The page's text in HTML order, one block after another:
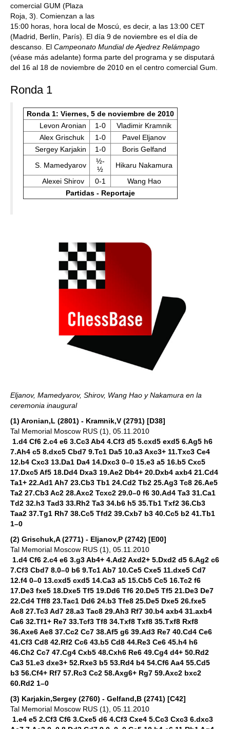
comercial GUM (Plaza
Roja, 3). Comienzan a las
15:00 horas, hora local de Moscú, es decir, a las 13:00 CET
(Madrid, Berlín, París). El día 9 de noviembre es el día de
descanso. El Campeonato Mundial de Ajedrez Relámpago
(véase más adelante) forma parte del programa y se disputará
del 16 al 18 de noviembre de 2010 en el centro comercial Gum.
Ronda 1
Ronda 1: Viernes, 5 de noviembre de 2010
Levon Aronian
1-0
Vladimir Kramnik
Alex Grischuk
1-0
Pavel Eljanov
Sergey Karjakin
1-0
Boris Gelfand
S. Mamedyarov
½-
½
Hikaru Nakamura
Alexei Shirov
0-1
Wang Hao
Partidas - Reportaje
Eljanov, Mamedyarov, Shirov, Wang Hao y Nakamura en la
ceremonia inaugural
(1) Aronian,L (2801) - Kramnik,V (2791) [D38]
Tal Memorial Moscow RUS (1), 05.11.2010
1.d4 Cf6 2.c4 e6 3.Cc3 Ab4 4.Cf3 d5 5.cxd5 exd5 6.Ag5 h6
7.Ah4 c5 8.dxc5 Cbd7 9.Tc1 Da5 10.a3 Axc3+ 11.Txc3 Ce4
12.b4 Cxc3 13.Da1 Da4 14.Dxc3 0–0 15.e3 a5 16.b5 Cxc5
17.Dxc5 Af5 18.Dd4 Dxa3 19.Ae2 Db4+ 20.Dxb4 axb4 21.Cd4
Ta1+ 22.Ad1 Ah7 23.Cb3 Tb1 24.Cd2 Tb2 25.Ag3 Tc8 26.Ae5
Ta2 27.Cb3 Ac2 28.Axc2 Tcxc2 29.0–0 f6 30.Ad4 Ta3 31.Ca1
Td2 32.h3 Tad3 33.Rh2 Ta3 34.b6 h5 35.Tb1 Txf2 36.Cb3
Taa2 37.Tg1 Rh7 38.Cc5 Tfd2 39.Cxb7 b3 40.Cc5 b2 41.Tb1
1–0
(2) Grischuk,A (2771) - Eljanov,P (2742) [E00]
Tal Memorial Moscow RUS (1), 05.11.2010
1.d4 Cf6 2.c4 e6 3.g3 Ab4+ 4.Ad2 Axd2+ 5.Dxd2 d5 6.Ag2 c6
7.Cf3 Cbd7 8.0–0 b6 9.Tc1 Ab7 10.Ce5 Cxe5 11.dxe5 Cd7
12.f4 0–0 13.cxd5 cxd5 14.Ca3 a5 15.Cb5 Cc5 16.Tc2 f6
17.De3 fxe5 18.Dxe5 Tf5 19.Dd6 Tf6 20.De5 Tf5 21.De3 De7
22.Cd4 Tff8 23.Tac1 Dd6 24.b3 Tfe8 25.De5 Dxe5 26.fxe5
Ac8 27.Tc3 Ad7 28.a3 Tac8 29.Ah3 Rf7 30.b4 axb4 31.axb4
Ca6 32.Tf1+ Re7 33.Tcf3 Tf8 34.Txf8 Txf8 35.Txf8 Rxf8
36.Axe6 Ae8 37.Cc2 Cc7 38.Af5 g6 39.Ad3 Re7 40.Cd4 Ce6
41.Cf3 Cd8 42.Rf2 Cc6 43.b5 Cd8 44.Re3 Ce6 45.h4 h6
46.Ch2 Cc7 47.Cg4 Cxb5 48.Cxh6 Re6 49.Cg4 d4+ 50.Rd2
Ca3 51.e3 dxe3+ 52.Rxe3 b5 53.Rd4 b4 54.Cf6 Aa4 55.Cd5
b3 56.Cf4+ Rf7 57.Rc3 Cc2 58.Axg6+ Rg7 59.Axc2 bxc2
60.Rd2 1–0
(3) Karjakin,Sergey (2760) - Gelfand,B (2741) [C42]
Tal Memorial Moscow RUS (1), 05.11.2010
1.e4 e5 2.Cf3 Cf6 3.Cxe5 d6 4.Cf3 Cxe4 5.Cc3 Cxc3 6.dxc3